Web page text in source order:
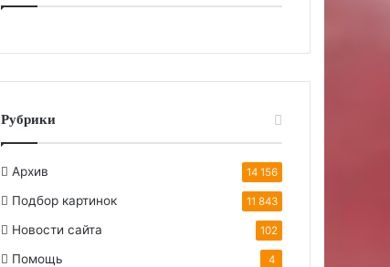
Рубрики
Архив 14 156
Подбор картинок 11 843
Новости сайта 102
Помощь 4